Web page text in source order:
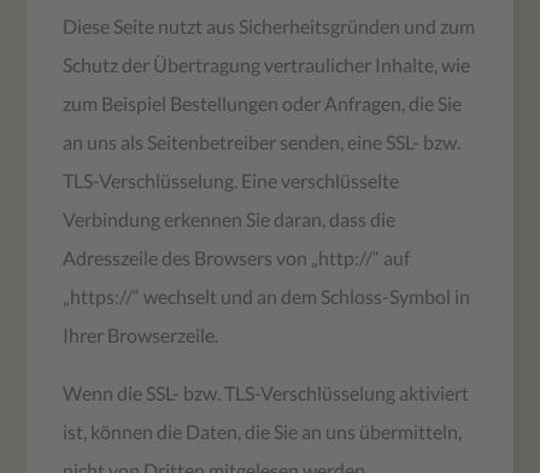
Diese Seite nutzt aus Sicherheitsgründen und zum
Schutz der Übertragung vertraulicher Inhalte, wie
zum Beispiel Bestellungen oder Anfragen, die Sie
an uns als Seitenbetreiber senden, eine SSL- bzw.
TLS-Verschlüsselung. Eine verschlüsselte
Verbindung erkennen Sie daran, dass die
Adresszeile des Browsers von „http://“ auf
„https://“ wechselt und an dem Schloss-Symbol in
Ihrer Browserzeile.
Wenn die SSL- bzw. TLS-Verschlüsselung aktiviert
ist, können die Daten, die Sie an uns übermitteln,